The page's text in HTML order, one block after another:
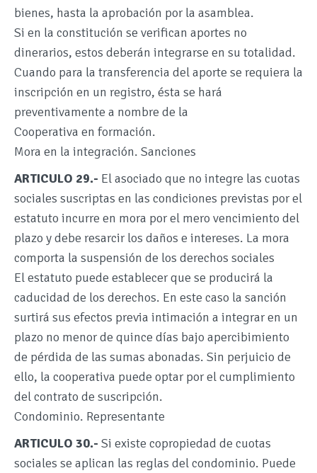
bienes, hasta la aprobación por la asamblea.
Si en la constitución se verifican aportes no
dinerarios, estos deberán integrarse en su totalidad.
Cuando para la transferencia del aporte se requiera la
inscripción en un registro, ésta se hará
preventivamente a nombre de la
Cooperativa en formación.
Mora en la integración. Sanciones
ARTICULO 29.- El asociado que no integre las cuotas
sociales suscriptas en las condiciones previstas por el
estatuto incurre en mora por el mero vencimiento del
plazo y debe resarcir los daños e intereses. La mora
comporta la suspensión de los derechos sociales
El estatuto puede establecer que se producirá la
caducidad de los derechos. En este caso la sanción
surtirá sus efectos previa intimación a integrar en un
plazo no menor de quince días bajo apercibimiento
de pérdida de las sumas abonadas. Sin perjuicio de
ello, la cooperativa puede optar por el cumplimiento
del contrato de suscripción.
Condominio. Representante
ARTICULO 30.- Si existe copropiedad de cuotas
sociales se aplican las reglas del condominio. Puede